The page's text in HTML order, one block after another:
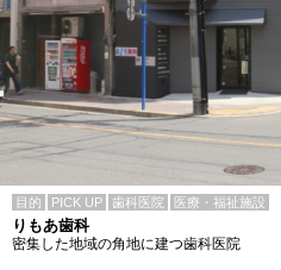
目的 PICK UP 歯科医院 医療・福祉施設
りもあ歯科
密集した地域の角地に建つ歯科医院